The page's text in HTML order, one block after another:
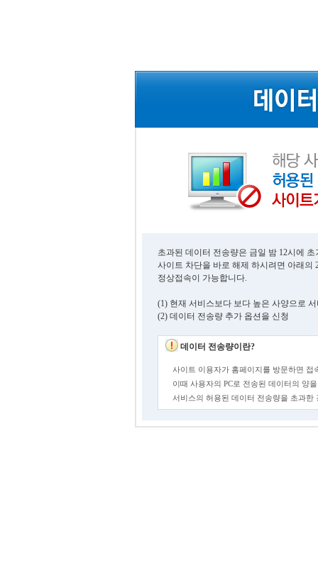
초과된 데이터 전송량은 금일 밤 12시에
사이트 차단을 바로 해제 하시려면 아래의
정상접속이 가능합니다.
(1) 현재 서비스보다 보다 높은 사양으로
(2) 데이터 전송량 추가 옵션을 신청
데이터 전송량이란?
사이트 이용자가 홈페이지를 방문하면 접
이때 사용자의 PC로 전송된 데이터의 양
서비스의 허용된 데이터 전송량을 초과